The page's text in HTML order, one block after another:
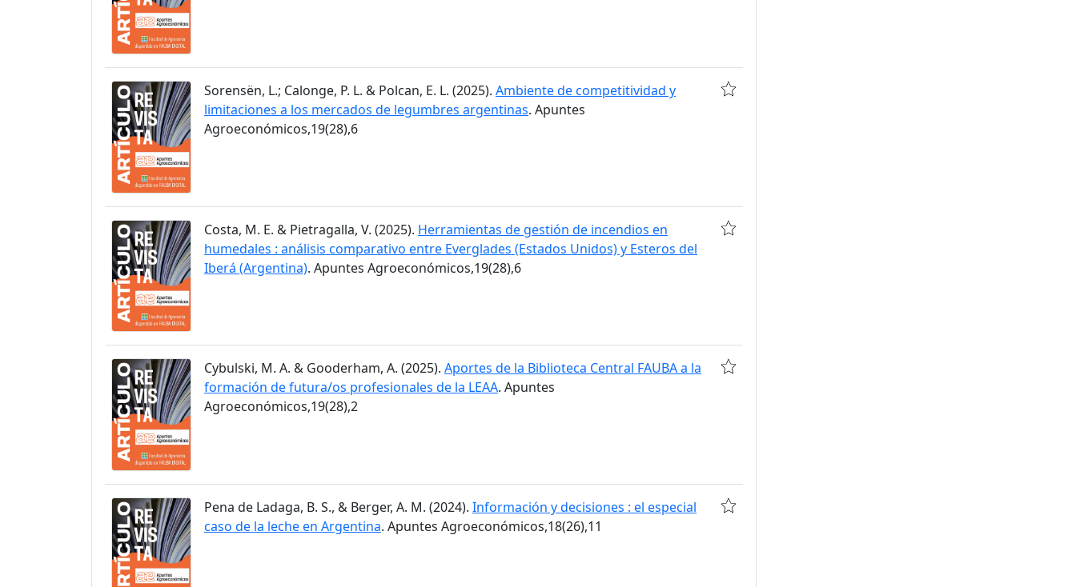
Sorensën, L.; Calonge, P. L. & Polcan, E. L. (2025). Ambiente de competitividad y
limitaciones a los mercados de legumbres argentinas. Apuntes
Agroeconómicos,19(28),6
Costa, M. E. & Pietragalla, V. (2025). Herramientas de gestión de incendios en
humedales : análisis comparativo entre Everglades (Estados Unidos) y Esteros del
Iberá (Argentina). Apuntes Agroeconómicos,19(28),6
Cybulski, M. A. & Gooderham, A. (2025). Aportes de la Biblioteca Central FAUBA a la
formación de futura/os profesionales de la LEAA. Apuntes
Agroeconómicos,19(28),2
Pena de Ladaga, B. S., & Berger, A. M. (2024). Información y decisiones : el especial
caso de la leche en Argentina. Apuntes Agroeconómicos,18(26),11